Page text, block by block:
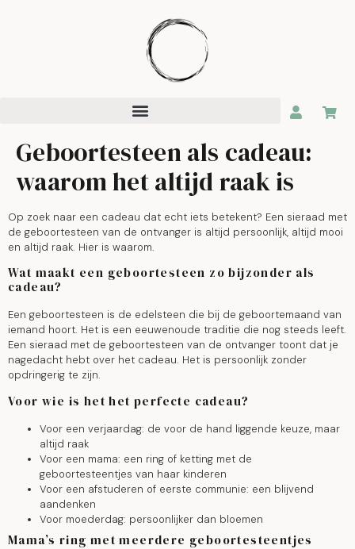
Geboortesteen als cadeau:
waarom het altijd raak is
Op zoek naar een cadeau dat echt iets betekent? Een sieraad met
de geboortesteen van de ontvanger is altijd persoonlijk, altijd mooi
en altijd raak. Hier is waarom.
Wat maakt een geboortesteen zo bijzonder als
cadeau?
Een geboortesteen is de edelsteen die bij de geboortemaand van
iemand hoort. Het is een eeuwenoude traditie die nog steeds leeft.
Een sieraad met de geboortesteen van de ontvanger toont dat je
nagedacht hebt over het cadeau. Het is persoonlijk zonder
opdringerig te zijn.
Voor wie is het het perfecte cadeau?
Voor een verjaardag: de voor de hand liggende keuze, maar
altijd raak
Voor een mama: een ring of ketting met de
geboortesteentjes van haar kinderen
Voor een afstuderen of eerste communie: een blijvend
aandenken
Voor moederdag: persoonlijker dan bloemen
Mama’s ring met meerdere geboortesteentjes